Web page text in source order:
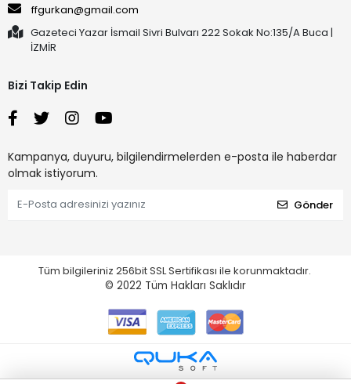
ffgurkan@gmail.com
Gazeteci Yazar İsmail Sivri Bulvarı 222 Sokak No:135/A Buca |
İZMİR
Bizi Takip Edin
Kampanya, duyuru, bilgilendirmelerden e-posta ile haberdar
olmak istiyorum.
Gönder
Tüm bilgileriniz 256bit SSL Sertifikası ile korunmaktadır.
© 2022 Tüm Hakları Saklıdır